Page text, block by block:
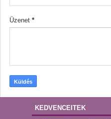
Üzenet *
KEDVENCEITEK